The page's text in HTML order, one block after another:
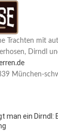
Trachten mit
Dirndl
München-
man ein